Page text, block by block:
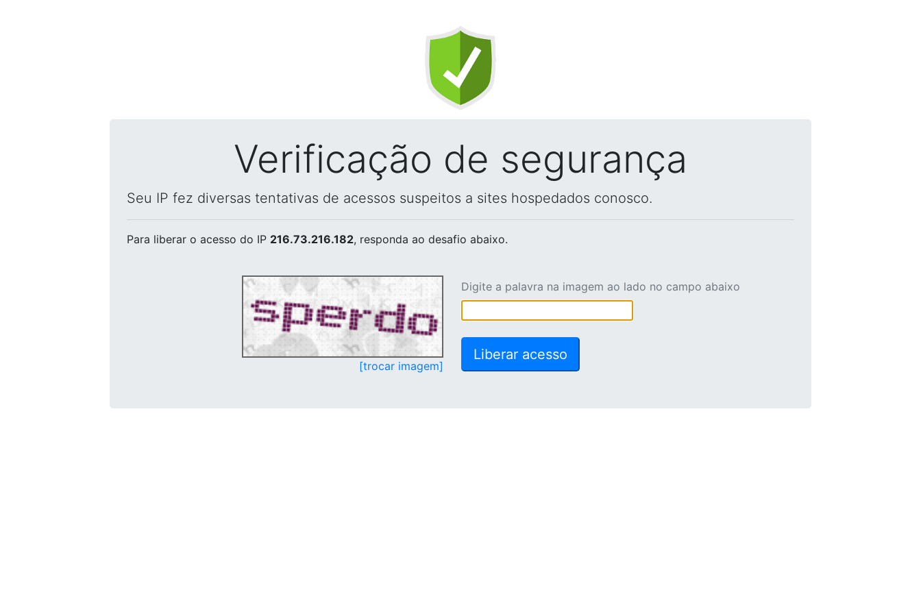
Verificação de segurança
Seu IP fez diversas tentativas de acessos suspeitos a sites hospedados conosco.
Para liberar o acesso do IP 216.73.216.182, responda ao desafio abaixo.
[trocar imagem]
Digite a palavra na imagem ao lado no campo abaixo